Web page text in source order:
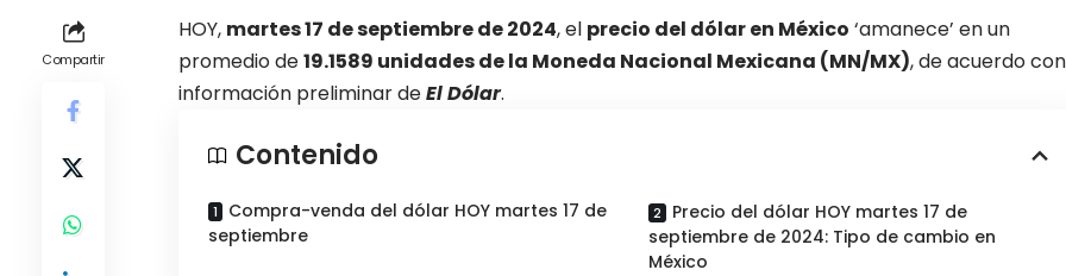
Compartir
HOY, martes 17 de septiembre de 2024, el precio del dólar en México ‘amanece’ en un
promedio de19.1589 unidades de la Moneda Nacional Mexicana (MN/MX), de acuerdo con
información preliminar deEl Dólar.
Contenido
Compra-venda del dólar HOY martes 17 de
septiembre
Precio del dólar HOY martes 17 de
septiembre de 2024: Tipo de cambio en
México